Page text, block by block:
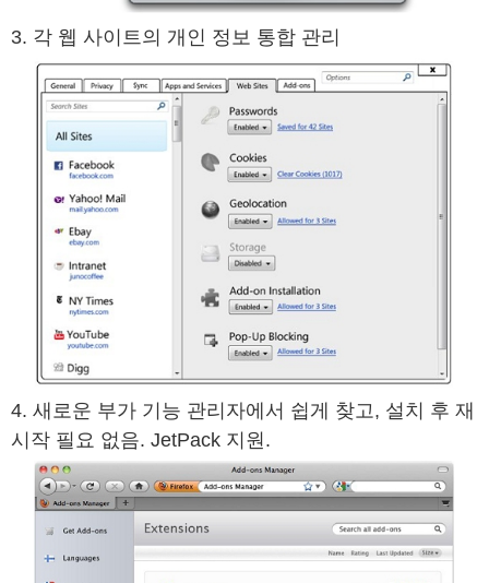
3. 각 웹 사이트의 개인 정보 통합 관리
4. 새로운 부가 기능 관리자에서 쉽게 찾고, 설치 후 재
시작 필요 없음. JetPack 지원.